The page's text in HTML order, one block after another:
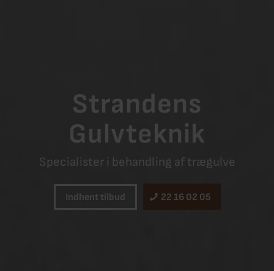
Strandens
Gulvteknik
Specialister i behandling af trægulve
Indhent tilbud 22 16 02 05